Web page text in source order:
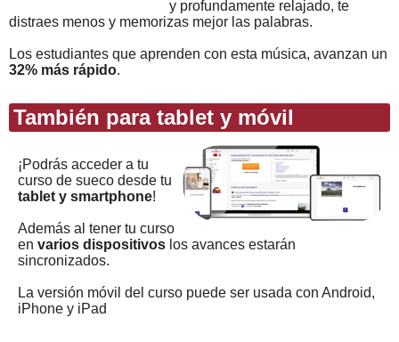
y profundamente relajado, te
distraes menos y memorizas mejor las palabras.
Los estudiantes que aprenden con esta música, avanzan un
32% más rápido.
También para tablet y móvil
¡Podrás acceder a tu
curso de sueco desde tu
tablet y smartphone!
Además al tener tu curso
en varios dispositivos los avances estarán
sincronizados.
La versión móvil del curso puede ser usada con Android,
iPhone y iPad